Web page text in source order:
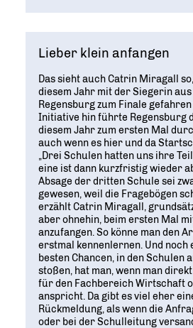
Lieber klein anfangen
Das sieht auch Catrin Miragall
diesem Jahr mit der Siegerin aus
Regensburg zum Finale
Initiative hin führte Regensburg
diesem Jahr zum ersten Mal
auch wenn es hier und da
„Drei Schulen hatten uns ihre
eine ist dann kurzfristig wieder
Absage der dritten Schule sei
gewesen, weil die Fragebögen
erzählt Catrin Miragall,
aber ohnehin, beim ersten Mal
anzufangen. So könne man den
erstmal kennenlernen. Und noch
besten Chancen, in den Schulen
stoßen, hat man, wenn man
für den Fachbereich Wirtschaft
anspricht. Da gibt es viel eher
Rückmeldung, als wenn die
oder bei der Schulleitung